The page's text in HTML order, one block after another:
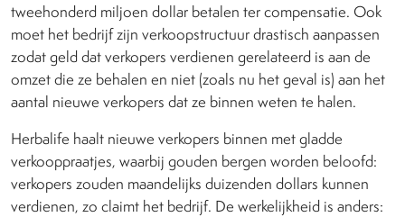
tweehonderd miljoen dollar betalen ter compensatie. Ook
moet het bedrijf zijn verkoopstructuur drastisch aanpassen
zodat geld dat verkopers verdienen gerelateerd is aan de
omzet die ze behalen en niet (zoals nu het geval is) aan het
aantal nieuwe verkopers dat ze binnen weten te halen.
Herbalife haalt nieuwe verkopers binnen met gladde
verkooppraatjes, waarbij gouden bergen worden beloofd:
verkopers zouden maandelijks duizenden dollars kunnen
verdienen, zo claimt het bedrijf. De werkelijkheid is anders: